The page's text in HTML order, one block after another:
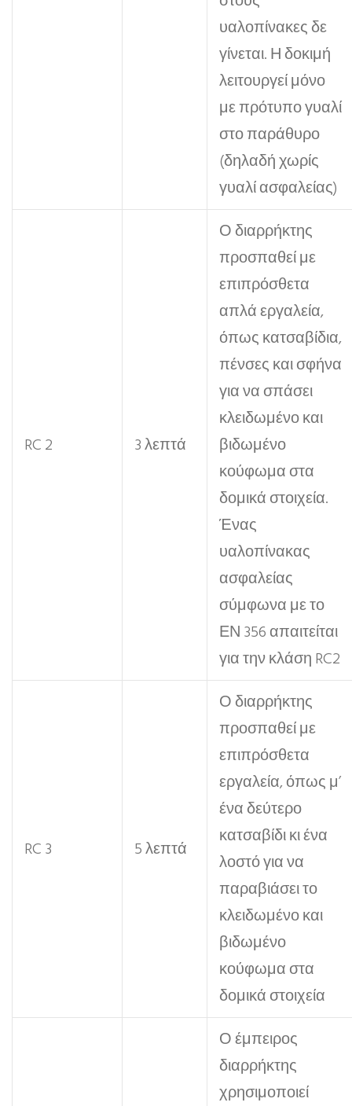
υαλοπίνακες δε
γίνεται. Η δοκιμή
λειτουργεί μόνο
με πρότυπο γυαλί
στο παράθυρο
(δηλαδή χωρίς
γυαλί ασφαλείας)
RC 2 3 λεπτά
Ο διαρρήκτης
προσπαθεί με
επιπρόσθετα
απλά εργαλεία,
όπως κατσαβίδια,
πένσες και σφήνα
για να σπάσει
κλειδωμένο και
βιδωμένο
κούφωμα στα
δομικά στοιχεία.
Ένας
υαλοπίνακας
ασφαλείας
σύμφωνα με το
ΕΝ 356 απαιτείται
για την κλάση RC2
RC 3 5 λεπτά
Ο διαρρήκτης
προσπαθεί με
επιπρόσθετα
εργαλεία, όπως μ’
ένα δεύτερο
κατσαβίδι κι ένα
λοστό για να
παραβιάσει το
κλειδωμένο και
βιδωμένο
κούφωμα στα
δομικά στοιχεία
Ο έμπειρος
διαρρήκτης
χρησιμοποιεί